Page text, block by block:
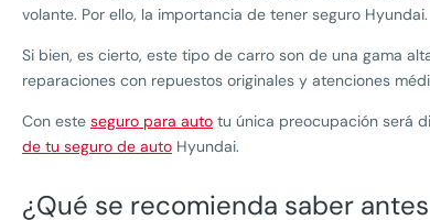
volante. Por ello, la importancia de tener seguro Hyundai.
Si bien, es cierto, este tipo de carro son de una gama
reparaciones con repuestos originales y atenciones
Con este seguro para auto tu única preocupación será
de tu seguro de auto Hyundai.
¿Qué se recomienda saber